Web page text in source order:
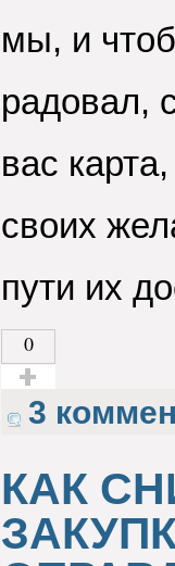
мы, и
радовал,
вас
своих
пути их
0
Голос за!
3
КАК